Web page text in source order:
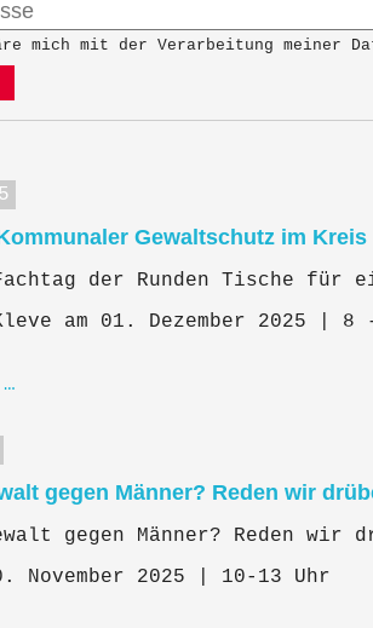
mich mit der Verarbeitung meiner
Gewaltschutz im
der Runden Tische für
am 01. Dezember 2025 | 8
gegen Männer? Reden wir
gegen Männer? Reden wir
November 2025 | 10-13 Uhr